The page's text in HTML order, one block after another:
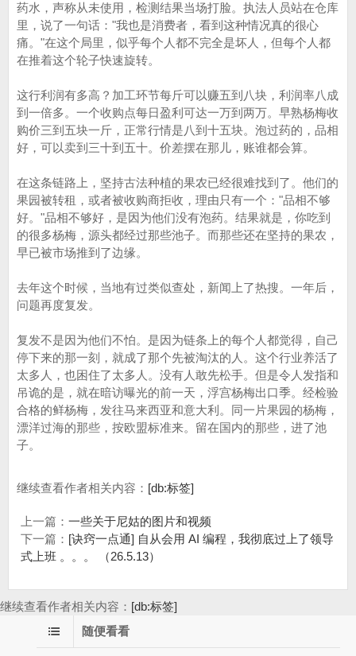
药水，声称从未使用，检测结果当场打脸。执法人员站在仓库
里，说了一句话："我也是消费者，看到这种情况真的很心
痛。"在这个局里，似乎每个人都不完全是坏人，但每个人都
在推着这个轮子快速旋转。
这行利润有多高？加工环节每斤可以赚五到八块，利润率八成
到一倍多。一个收购点每日盈利可达一万到两万。早熟杨梅收
购价三到五块一斤，正常行情是八到十五块。泡过药的，品相
好，可以卖到三十到五十。价差摆在那儿，账谁都会算。
在这条链路上，坚持古法种植的果农已经很难找到了。他们的
果园被转租，或者被收购商拒收，理由只有一个："品相不够
好。"品相不够好，是因为他们没有泡药。结果就是，你吃到
的很多杨梅，源头都经过那些池子。而那些还在坚持的果农，
早已被市场推到了边缘。
去年这个时候，当地有过类似查处，新闻上了热搜。一年后，
问题再度复发。
复发不是因为他们不怕。是因为链条上的每个人都觉得，自己
停下来的那一刻，就成了那个先被淘汰的人。这个行业养活了
太多人，也困住了太多人。没有人敢先松手。但是令人发指和
吊诡的是，就在暗访曝光的前一天，浮宫杨梅出口季。经检验
合格的鲜杨梅，发往马来西亚和意大利。同一片果园的杨梅，
漂洋过海的那些，按欧盟标准来。留在国内的那些，进了池
子。
继续查看作者相关内容： [db:标签]
上一篇： 一些关于尼姑的图片和视频
下一篇： [诀窍一点通] 自从会用 AI 编程，我彻底过上了领导
式上班 。。。 （26.5.13）
继续查看作者相关内容： [db:标签]
随便看看